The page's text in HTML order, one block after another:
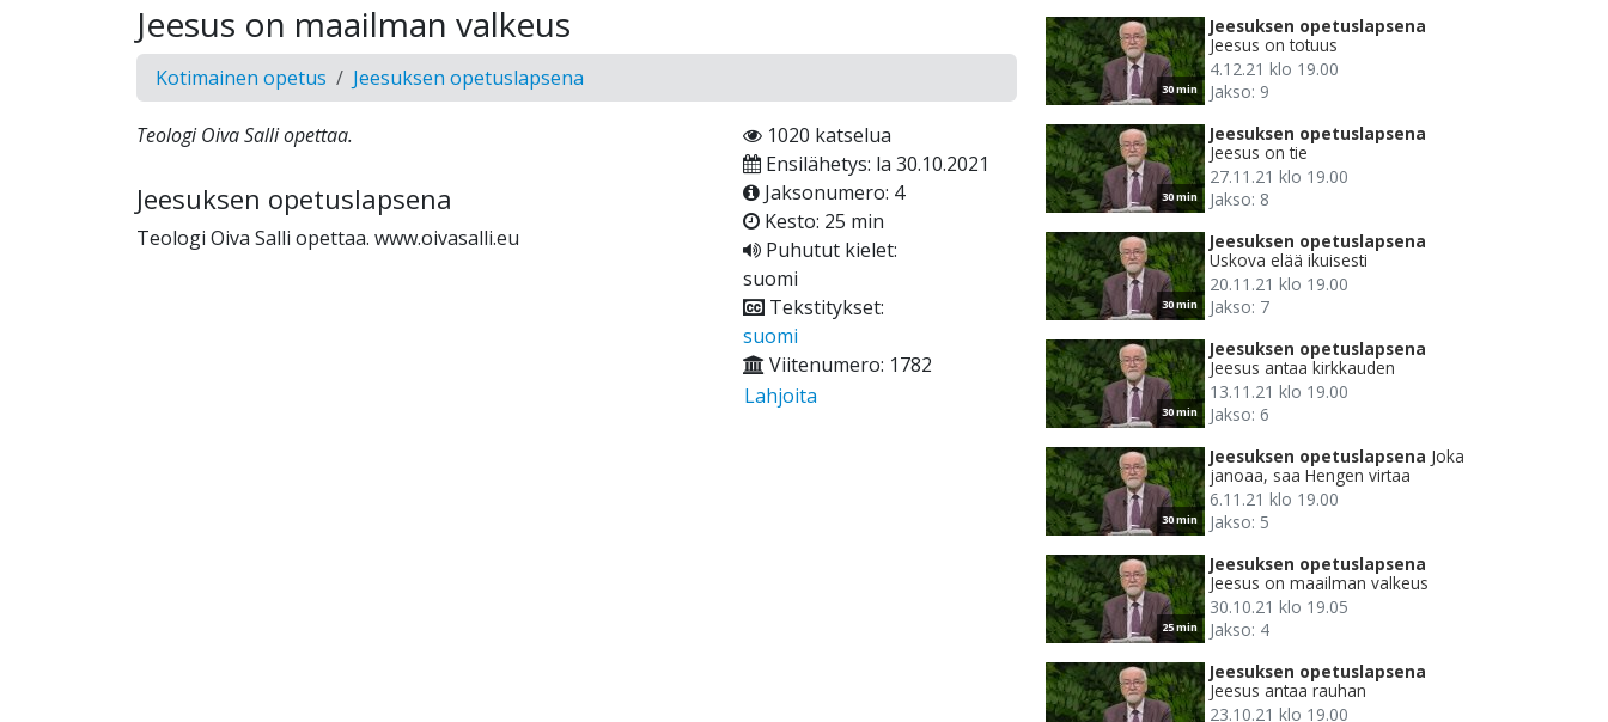
Jeesus on maailman valkeus
Kotimainen opetus Jeesuksen opetuslapsena
Teologi Oiva Salli opettaa.
Jeesuksen opetuslapsena
Teologi Oiva Salli opettaa. www.oivasalli.eu
1020 katselua
Ensilähetys: la 30.10.2021
Jaksonumero: 4
Kesto: 25 min
Puhutut kielet:
suomi
Tekstitykset:
suomi
Viitenumero: 1782
Lahjoita
30 min
Jeesuksen opetuslapsena
Jeesus on totuus
4.12.21 klo 19.00
Jakso: 9
30 min
Jeesuksen opetuslapsena
Jeesus on tie
27.11.21 klo 19.00
Jakso: 8
30 min
Jeesuksen opetuslapsena
Uskova elää ikuisesti
20.11.21 klo 19.00
Jakso: 7
30 min
Jeesuksen opetuslapsena
Jeesus antaa kirkkauden
13.11.21 klo 19.00
Jakso: 6
30 min
Jeesuksen opetuslapsena Joka
janoaa, saa Hengen virtaa
6.11.21 klo 19.00
Jakso: 5
25 min
Jeesuksen opetuslapsena
Jeesus on maailman valkeus
30.10.21 klo 19.05
Jakso: 4
Jeesuksen opetuslapsena
Jeesus antaa rauhan
23.10.21 klo 19.00